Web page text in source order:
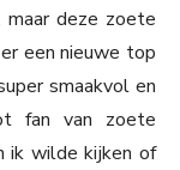
maar deze zoete
een nieuwe top
smaakvol en
fan van zoete
ik wilde kijken of